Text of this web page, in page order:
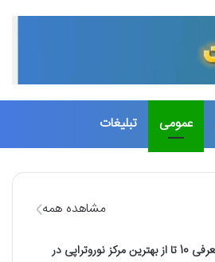
عمومی تبلیغات
مشاهده همه
معرفی 10 تا از بهترین مرکز نوروتراپی در